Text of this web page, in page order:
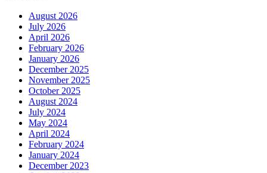
August 2026
July 2026
April 2026
February 2026
January 2026
December 2025
November 2025
October 2025
August 2024
July 2024
May 2024
April 2024
February 2024
January 2024
December 2023